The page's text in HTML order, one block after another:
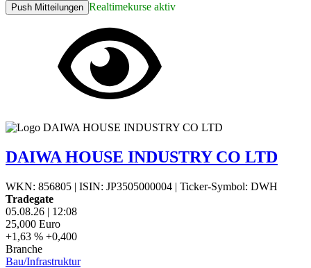
Push Mitteilungen Realtimekurse aktiv
DAIWA HOUSE INDUSTRY CO LTD
WKN: 856805 | ISIN: JP3505000004 | Ticker-Symbol: DWH
Tradegate
05.08.26 | 12:08
25,000 Euro
+1,63 % +0,400
Branche
Bau/Infrastruktur